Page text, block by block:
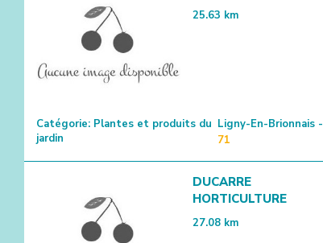
25.63 km
Catégorie: Plantes et produits du
jardin
Ligny-En-Brionnais -
71
DUCARRE
HORTICULTURE
27.08 km